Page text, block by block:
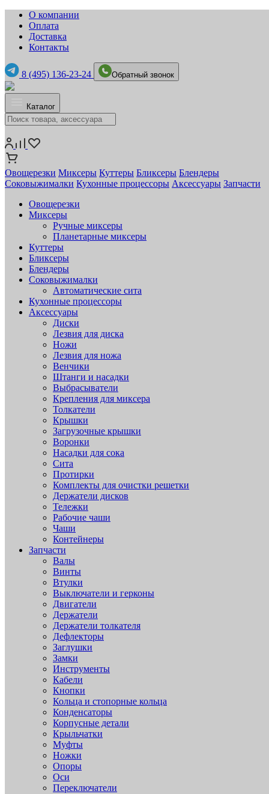
О компании
Оплата
Доставка
Контакты
8 (495) 136-23-24 Обратный звонок
Каталог
Овощерезки Миксеры Куттеры Бликсеры Блендеры
Соковыжималки Кухонные процессоры Аксессуары Запчасти
Овощерезки
Миксеры
Ручные миксеры
Планетарные миксеры
Куттеры
Бликсеры
Блендеры
Соковыжималки
Автоматические сита
Кухонные процессоры
Аксессуары
Диски
Лезвия для диска
Ножи
Лезвия для ножа
Венчики
Штанги и насадки
Выбрасыватели
Крепления для миксера
Толкатели
Крышки
Загрузочные крышки
Воронки
Насадки для сока
Сита
Протирки
Комплекты для очистки решетки
Держатели дисков
Тележки
Рабочие чаши
Чаши
Контейнеры
Запчасти
Валы
Винты
Втулки
Выключатели и герконы
Двигатели
Держатели
Держатели толкателя
Дефлекторы
Заглушки
Замки
Инструменты
Кабели
Кнопки
Кольца и стопорные кольца
Конденсаторы
Корпусные детали
Крыльчатки
Муфты
Ножки
Опоры
Оси
Переключатели